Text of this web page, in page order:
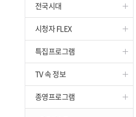
전국시대
시청자 FLEX
특집프로그램
TV 속 정보
종영프로그램